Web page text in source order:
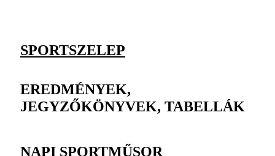
SPORTSZELEP
EREDMÉNYEK,
JEGYZŐKÖNYVEK, TABELLÁK
NAPI SPORTMŰSOR